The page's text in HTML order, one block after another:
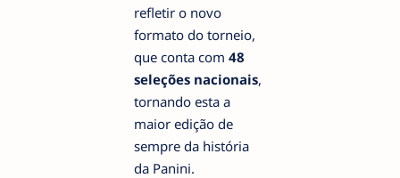
refletir o novo
formato do torneio,
que conta com 48
seleções nacionais,
tornando esta a
maior edição de
sempre da história
da Panini.